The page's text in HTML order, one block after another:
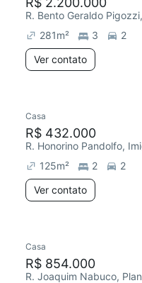
R. Bento Geraldo
281m² 3
2
Ver contato
Casa
R$ 432.000
R. Honorino Pandolfo,
125m² 2
2
Ver contato
Casa
R$ 854.000
R. Joaquim Nabuco,